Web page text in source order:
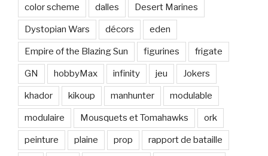
color scheme dalles Desert Marines
Dystopian Wars décors eden
Empire of the Blazing Sun figurines frigate
GN hobbyMax infinity jeu Jokers
khador kikoup manhunter modulable
modulaire Mousquets et Tomahawks ork
peinture plaine prop rapport de bataille